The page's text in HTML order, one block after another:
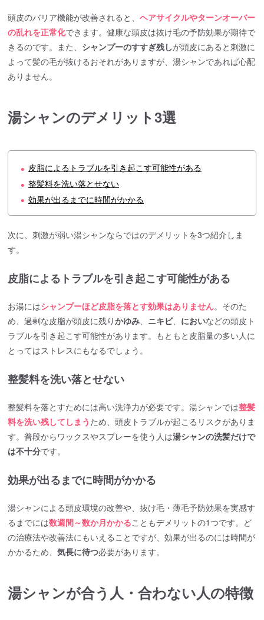
頭皮のバリア機能が改善されると、ヘアサイクルやターンオーバー
の乱れを正常化できます。健康な頭皮は抜け毛の予防効果が期待で
きるのです。また、 シャンプーのすすぎ残しが頭皮にあると刺激に
よって髪の毛が抜けるおそれがありますが、湯シャンであれば心配
ありません。
湯シャンのデメリット3選
● 皮脂によるトラブルを引き起こす可能性がある
● 整髪料を洗い落とせない
● 効果が出るまでに時間がかかる
次に、刺激が弱い湯シャンならではのデメリットを3つ紹介しま
す。
皮脂によるトラブルを引き起こす可能性がある
お湯にはシャンプーほど皮脂を落とす効果はありません。そのた
め、過剰な皮脂が頭皮に残りかゆみ ニキビ、 においなどの頭皮ト
ラブルを引き起こす可能性があります。もともと皮脂量の多い人に
とってはストレスにもなるでしょう。
整髪料を洗い落とせない
整髪料を落とすためには高い洗浄力が必要です。湯シャンでは整髪
料を洗い残してしまう ため、頭皮トラブルが起こるリスクがありま
す。普段からワックスやスプレーを使う人は湯シャンの洗髪だけで
は不十分です。
効果が出るまでに時間がかかる
湯シャンによる頭皮環境の改善や、抜け毛・薄毛予防効果を実感す
るまでには数週間～数か月かかることもデメリットの1つです。ど
の治療法や改善法にもいえることですが、効果が出るのには時間が
かかるため、気長に待つ必要があります。
湯シャンが合う人・合わない人の特徴